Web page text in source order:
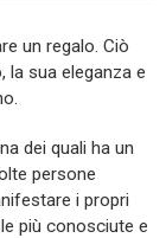
un regalo. Ciò
sua eleganza e
dei quali ha un
persone
i propri
più conosciute e